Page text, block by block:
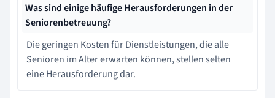
Was sind einige häufige Herausforderungen in der
Seniorenbetreuung?
Die geringen Kosten für Dienstleistungen, die alle
Senioren im Alter erwarten können, stellen selten
eine Herausforderung dar.